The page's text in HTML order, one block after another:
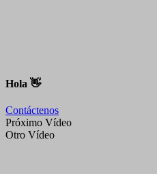
Hola 👋
Contáctenos
Próximo Vídeo
Otro Vídeo